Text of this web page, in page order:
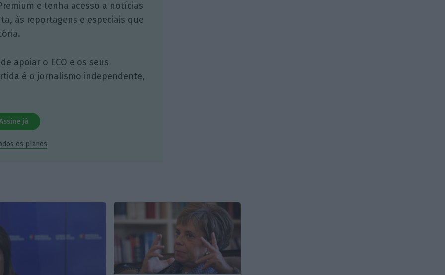
e tenha acesso a notícias
às reportagens e especiais que
apoiar o ECO e os seus
é o jornalismo independente,
Assine já
os planos